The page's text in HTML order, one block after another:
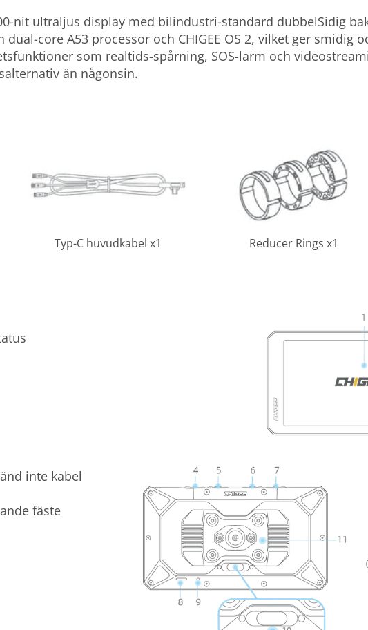
nit ultraljus display med bilindustri-standard dubbelSidig
core A53 processor och CHIGEE OS 2, vilket ger smidig
som realtids-spårning, SOS-larm och
än någonsin.
Typ-C huvudkabel x1 Reducer Rings x1
inte kabel
fäste